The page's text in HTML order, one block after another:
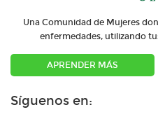
Una Comunidad de Mujeres
enfermedades, utilizando
APRENDER MÁS
Síguenos en: